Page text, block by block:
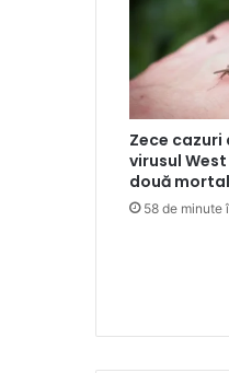
Zece cazuri
virusul
două
58 de minute